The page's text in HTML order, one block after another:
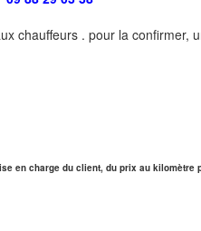
chauffeurs . pour la confirmer,
en charge du client, du prix au kilomètre